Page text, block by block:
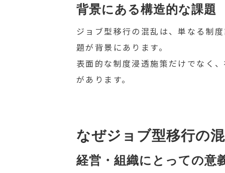
背景にある構造的な課題
ジョブ型移行の混乱は、単なる制
題が背景にあります。
表面的な制度浸透施策だけでなく
があります。
なぜジョブ型移行の
経営・組織にとっての意